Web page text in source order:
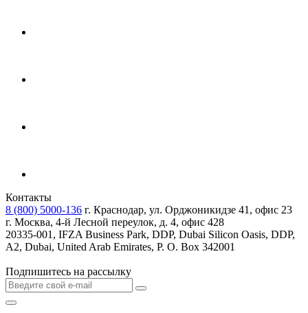
Контакты
8 (800) 5000-136 г. Краснодар, ул. Орджоникидзе 41, офис 23
г. Москва, 4-й Лесной переулок, д. 4, офис 428
20335-001, IFZA Business Park, DDP, Dubai Silicon Oasis, DDP,
A2, Dubai, United Arab Emirates, P. O. Box 342001
Подпишитесь на рассылку